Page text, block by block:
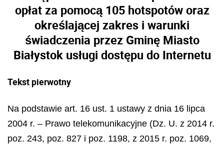
opłat za pomocą 105 hotspotów oraz
określającej zakres i warunki
świadczenia przez Gminę Miasto
Białystok usługi dostępu do Internetu
Tekst pierwotny
Na podstawie art. 16 ust. 1 ustawy z dnia 16 lipca
2004 r. – Prawo telekomunikacyjne (Dz. U. z 2014 r.
poz. 243, poz. 827 i poz. 1198, z 2015 r. poz. 1069,